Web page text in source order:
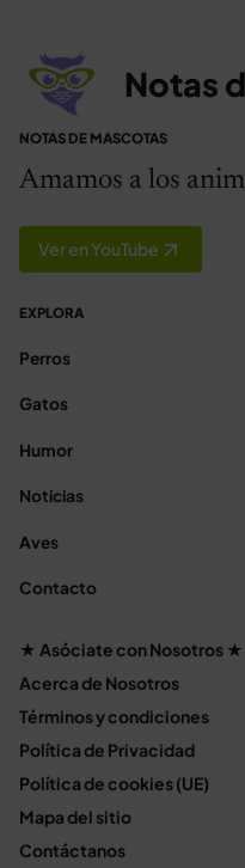
Notas
NOTAS DE MASCOTAS
Amamos a los
Ver en YouTube
EXPLORA
Perros
Gatos
Humor
Noticias
Aves
Contacto
★ Asóciate con Nosotros ★
Acerca de Nosotros
Términos y condiciones
Política de Privacidad
Política de cookies (UE)
Mapa del sitio
Contáctanos